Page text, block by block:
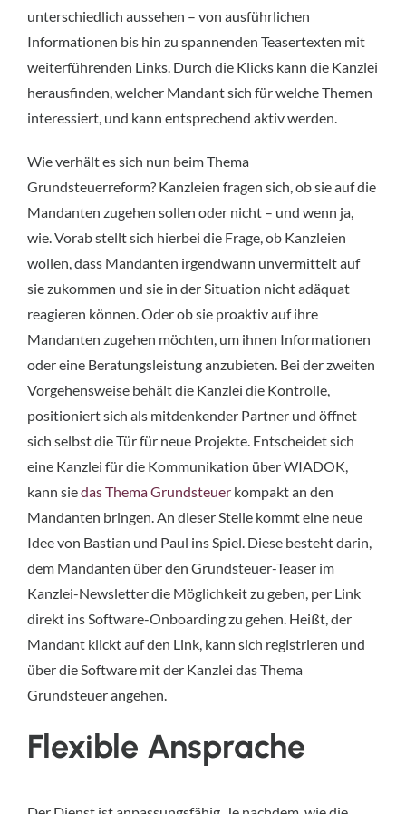
unterschiedlich aussehen – von ausführlichen
Informationen bis hin zu spannenden Teasertexten mit
weiterführenden Links. Durch die Klicks kann die Kanzlei
herausfinden, welcher Mandant sich für welche Themen
interessiert, und kann entsprechend aktiv werden.
Wie verhält es sich nun beim Thema
Grundsteuerreform? Kanzleien fragen sich, ob sie auf die
Mandanten zugehen sollen oder nicht – und wenn ja,
wie. Vorab stellt sich hierbei die Frage, ob Kanzleien
wollen, dass Mandanten irgendwann unvermittelt auf
sie zukommen und sie in der Situation nicht adäquat
reagieren können. Oder ob sie proaktiv auf ihre
Mandanten zugehen möchten, um ihnen Informationen
oder eine Beratungsleistung anzubieten. Bei der zweiten
Vorgehensweise behält die Kanzlei die Kontrolle,
positioniert sich als mitdenkender Partner und öffnet
sich selbst die Tür für neue Projekte. Entscheidet sich
eine Kanzlei für die Kommunikation über WIADOK,
kann siedas Thema Grundsteuerkompakt an den
Mandanten bringen. An dieser Stelle kommt eine neue
Idee von Bastian und Paul ins Spiel. Diese besteht darin,
dem Mandanten über den Grundsteuer-Teaser im
Kanzlei-Newsletter die Möglichkeit zu geben, per Link
direkt ins Software-Onboarding zu gehen. Heißt, der
Mandant klickt auf den Link, kann sich registrieren und
über die Software mit der Kanzlei das Thema
Grundsteuer angehen.
Flexible Ansprache